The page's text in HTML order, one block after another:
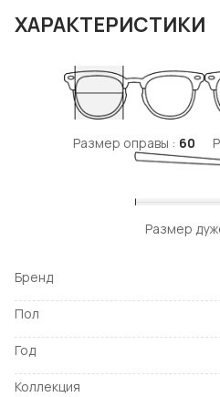
ХАРАКТЕРИСТИКИ
Размер оправы : 60
Размер
Бренд
Пол
Год
Коллекция